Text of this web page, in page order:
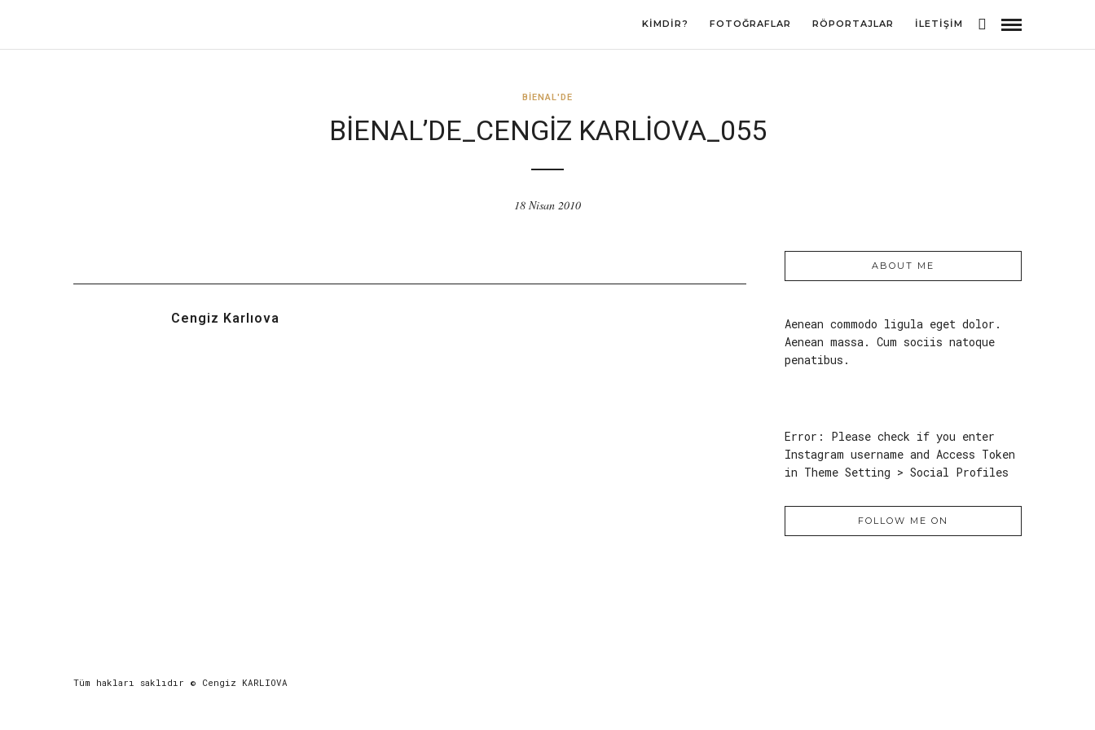
KIMDIR? FOTOĞRAFLAR RÖPORTAJLAR İLETIŞIM
BIENAL'DE
BIENAL’DE_CENGIZ KARLIOVA_055
18 Nisan 2010
Cengiz Karlıova
ABOUT ME
Aenean commodo ligula eget dolor.
Aenean massa. Cum sociis natoque
penatibus.
Error: Please check if you enter
Instagram username and Access Token
in Theme Setting > Social Profiles
FOLLOW ME ON
Tüm hakları saklıdır © Cengiz KARLIOVA